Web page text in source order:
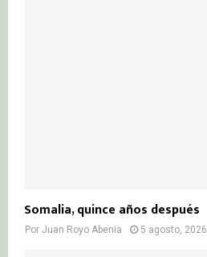
Somalia, quince años después
Por Juan Royo Abenia 5 agosto, 2026